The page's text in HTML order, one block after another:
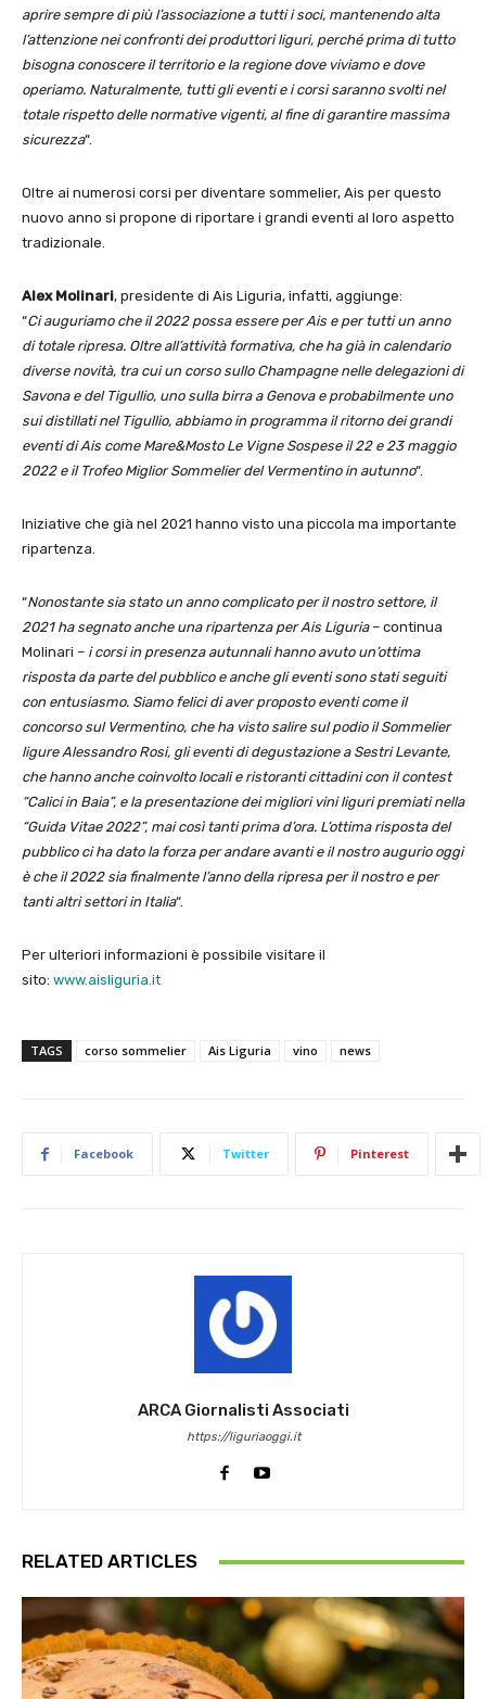
aprire sempre di più l’associazione a tutti i soci, mantenendo alta
l’attenzione nei confronti dei produttori liguri, perché prima di tutto
bisogna conoscere il territorio e la regione dove viviamo e dove
operiamo. Naturalmente, tutti gli eventi e i corsi saranno svolti nel
totale rispetto delle normative vigenti, al fine di garantire massima
sicurezza“.
Oltre ai numerosi corsi per diventare sommelier, Ais per questo
nuovo anno si propone di riportare i grandi eventi al loro aspetto
tradizionale.
Alex Molinari, presidente di Ais Liguria, infatti, aggiunge:
“Ci auguriamo che il 2022 possa essere per Ais e per tutti un anno
di totale ripresa. Oltre all’attività formativa, che ha già in calendario
diverse novità, tra cui un corso sullo Champagne nelle delegazioni di
Savona e del Tigullio, uno sulla birra a Genova e probabilmente uno
sui distillati nel Tigullio, abbiamo in programma il ritorno dei grandi
eventi di Ais come Mare&Mosto Le Vigne Sospese il 22 e 23 maggio
2022 e il Trofeo Miglior Sommelier del Vermentino in autunno“.
Iniziative che già nel 2021 hanno visto una piccola ma importante
ripartenza.
“Nonostante sia stato un anno complicato per il nostro settore, il
2021 ha segnato anche una ripartenza per Ais Liguria– continua
Molinari – i corsi in presenza autunnali hanno avuto un’ottima
risposta da parte del pubblico e anche gli eventi sono stati seguiti
con entusiasmo. Siamo felici di aver proposto eventi come il
concorso sul Vermentino, che ha visto salire sul podio il Sommelier
ligure Alessandro Rosi, gli eventi di degustazione a Sestri Levante,
che hanno anche coinvolto locali e ristoranti cittadini con il contest
“Calici in Baia”, e la presentazione dei migliori vini liguri premiati nella
“Guida Vitae 2022”, mai così tanti prima d’ora. L’ottima risposta del
pubblico ci ha dato la forza per andare avanti e il nostro augurio oggi
è che il 2022 sia finalmente l’anno della ripresa per il nostro e per
tanti altri settori in Italia“.
Per ulteriori informazioni è possibile visitare il
sito: www.aisliguria.it
TAGS corso sommelier Ais Liguria vino news
Facebook Twitter Pinterest
ARCA Giornalisti Associati
https://liguriaoggi.it
RELATED ARTICLES